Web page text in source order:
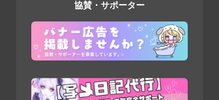
協賛・サポーター